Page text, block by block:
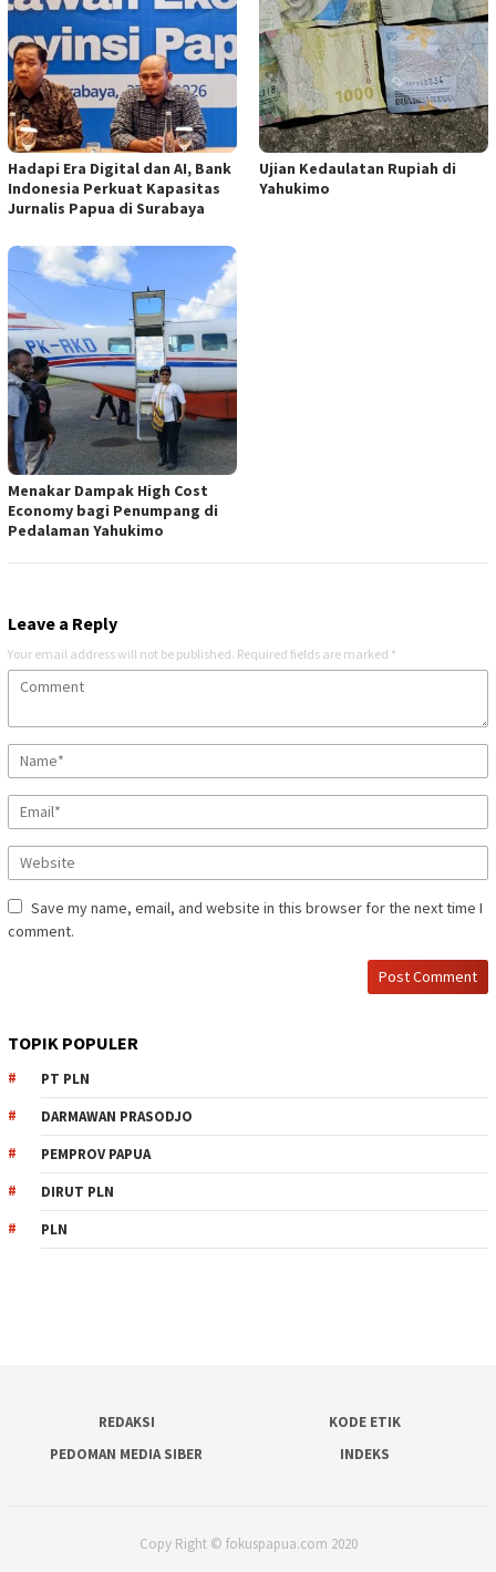
Hadapi Era Digital dan AI, Bank
Indonesia Perkuat Kapasitas
Jurnalis Papua di Surabaya
Ujian Kedaulatan Rupiah di
Yahukimo
Menakar Dampak High Cost
Economy bagi Penumpang di
Pedalaman Yahukimo
Leave a Reply
Your email address will not be published. Required fields are marked *
Save my name, email, and website in this browser for the next time I
comment.
TOPIK POPULER
PT PLN
DARMAWAN PRASODJO
PEMPROV PAPUA
DIRUT PLN
PLN
REDAKSI
KODE ETIK
PEDOMAN MEDIA SIBER
INDEKS
Copy Right © fokuspapua.com 2020